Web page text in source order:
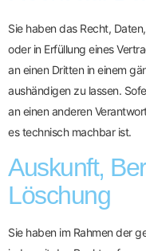
Sie haben das Recht,
oder in Erfüllung eines
an einen Dritten in einem
aushändigen zu lassen.
an einen anderen
es technisch machbar ist.
Auskunft,
Löschung
Sie haben im Rahmen der